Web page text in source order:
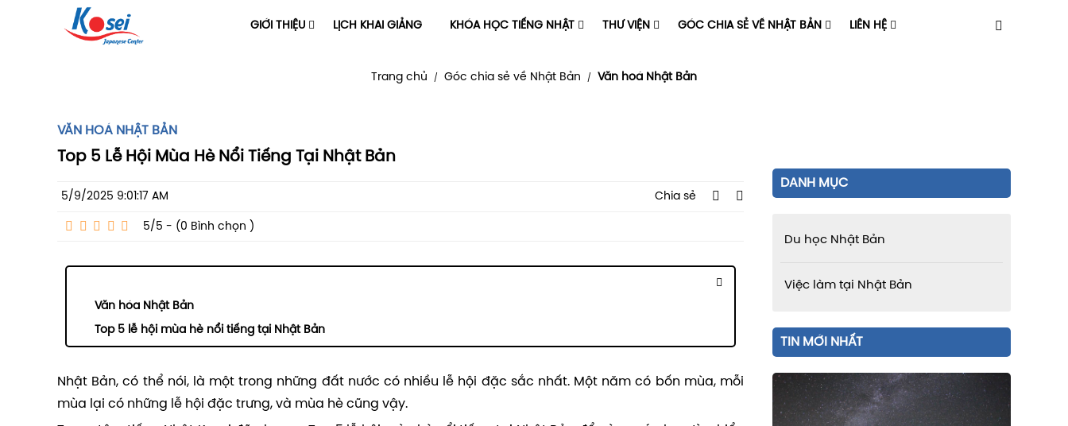
GIỚI THIỆU LỊCH KHAI GIẢNG KHÓA HỌC TIẾNG NHẬT THƯ VIỆN GÓC CHIA SẺ VỀ NHẬT BẢN LIÊN HỆ
Trang chủ / Góc chia sẻ về Nhật Bản / Văn hoá Nhật Bản
VĂN HOÁ NHẬT BẢN
Top 5 Lễ Hội Mùa Hè Nổi Tiếng Tại Nhật Bản
5/9/2025 9:01:17 AM Chia sẻ
5/5 - (0 Bình chọn )
Văn hóa Nhật Bản
Top 5 lễ hội mùa hè nổi tiếng tại Nhật Bản
Nhật Bản, có thể nói, là một trong những đất nước có nhiều lễ hội đặc sắc nhất. Một năm có bốn mùa, mỗi
mùa lại có những lễ hội đặc trưng, và mùa hè cũng vậy.
DANH MỤC
Du học Nhật Bản
Việc làm tại Nhật Bản
TIN MỚI NHẤT